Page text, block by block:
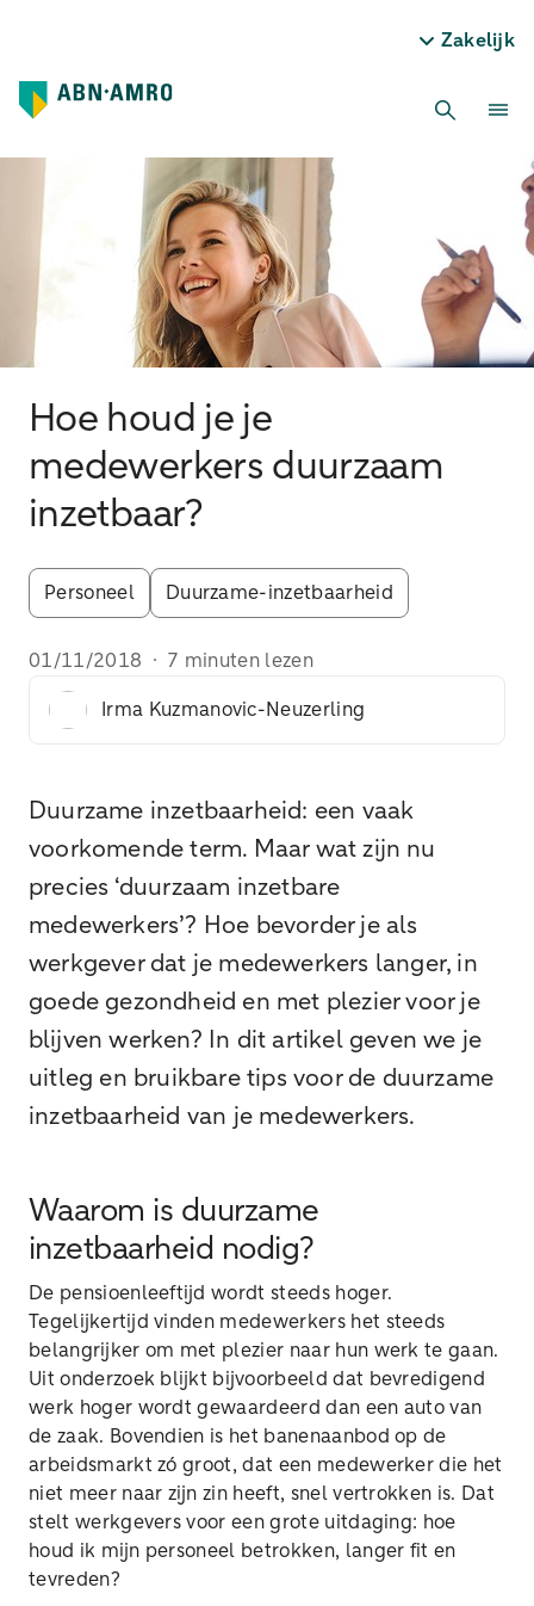
Zakelijk
Hoe houd je je
medewerkers duurzaam
inzetbaar?
Personeel Duurzame-inzetbaarheid
01/11/2018 · 7 minuten lezen
Irma Kuzmanovic-Neuzerling
Duurzame inzetbaarheid: een vaak
voorkomende term. Maar wat zijn nu
precies ‘duurzaam inzetbare
medewerkers’? Hoe bevorder je als
werkgever dat je medewerkers langer, in
goede gezondheid en met plezier voor je
blijven werken? In dit artikel geven we je
uitleg en bruikbare tips voor de duurzame
inzetbaarheid van je medewerkers.
Waarom is duurzame
inzetbaarheid nodig?
De pensioenleeftijd wordt steeds hoger.
Tegelijkertijd vinden medewerkers het steeds
belangrijker om met plezier naar hun werk te gaan.
Uit onderzoek blijkt bijvoorbeeld dat bevredigend
werk hoger wordt gewaardeerd dan een auto van
de zaak. Bovendien is het banenaanbod op de
arbeidsmarkt zó groot, dat een medewerker die het
niet meer naar zijn zin heeft, snel vertrokken is. Dat
stelt werkgevers voor een grote uitdaging: hoe
houd ik mijn personeel betrokken, langer fit en
tevreden?